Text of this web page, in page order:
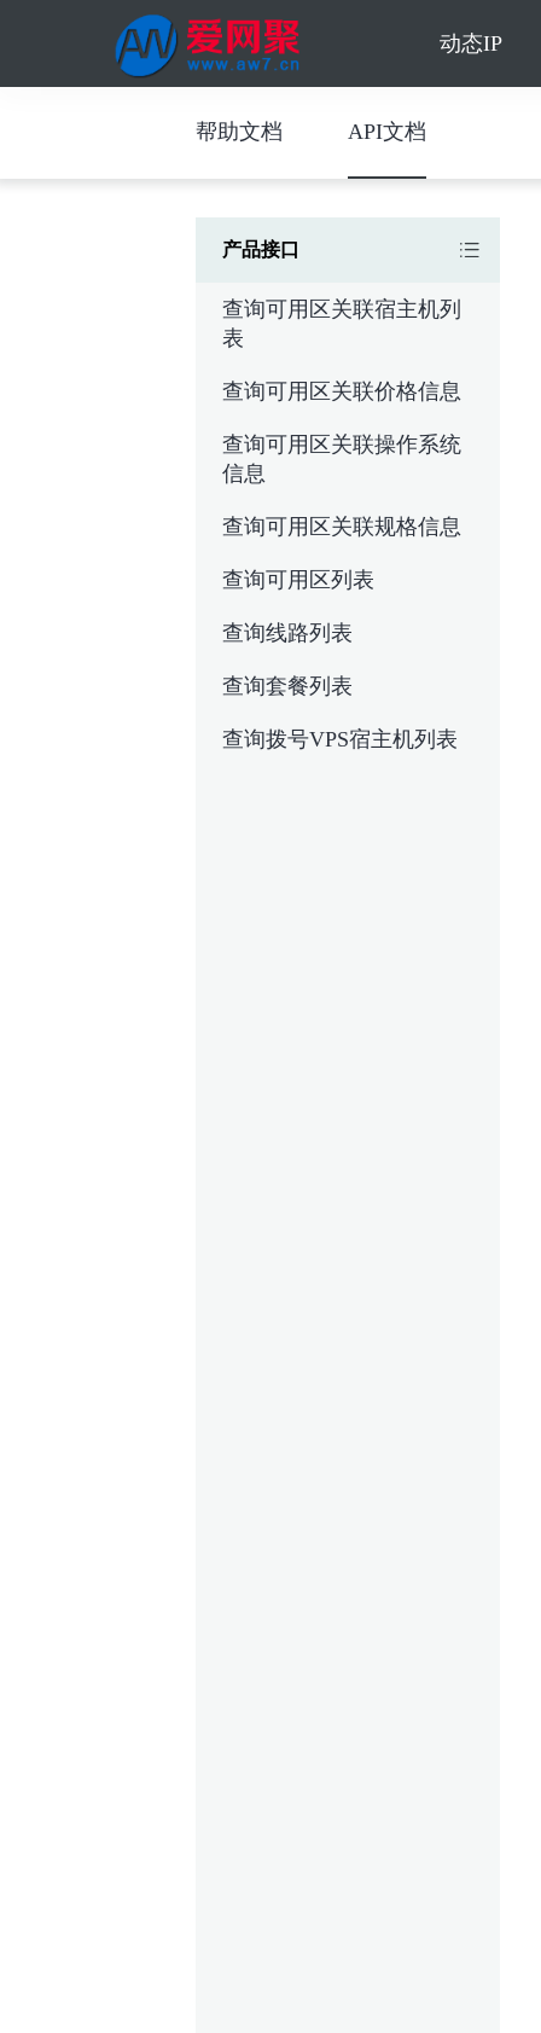
动态IP
帮助文档 API文档
产品接口
查询可用区关联宿主机列
表
查询可用区关联价格信息
查询可用区关联操作系统
信息
查询可用区关联规格信息
查询可用区列表
查询线路列表
查询套餐列表
查询拨号VPS宿主机列表